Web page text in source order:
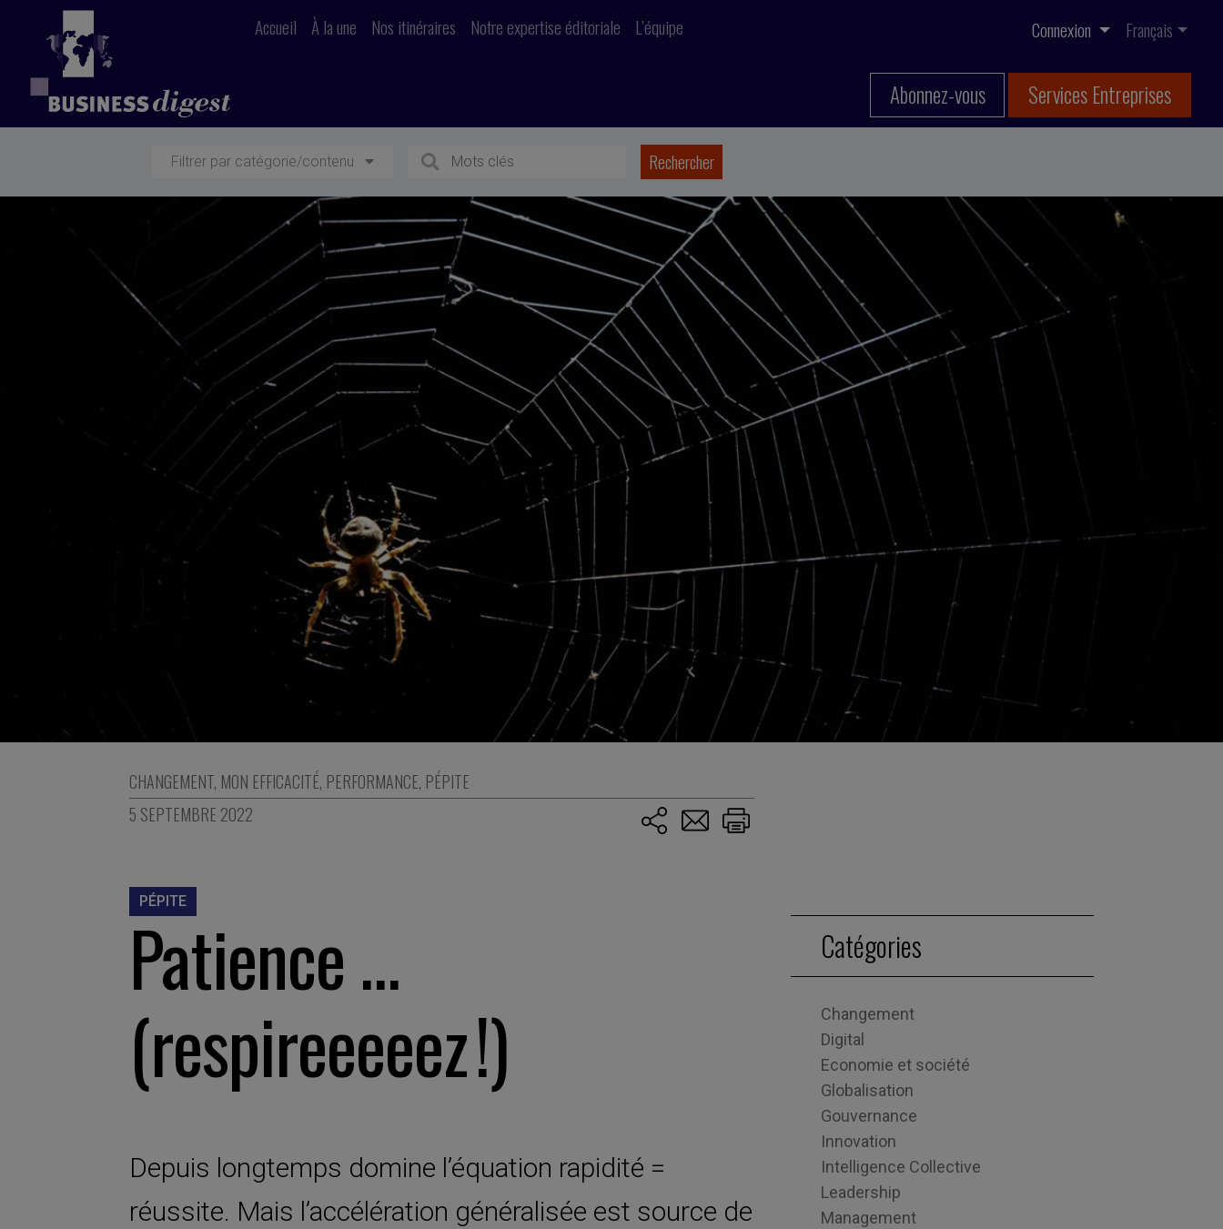
Accueil À la une Nos itinéraires Notre expertise éditoriale L’équipe Connexion Français
Abonnez-vous Services Entreprises
Filtrer par catégorie/contenu
CHANGEMENT, MON EFFICACITÉ, PERFORMANCE, PÉPITE
5 SEPTEMBRE 2022
PÉPITE
Patience …
(respireeeeez !)
Depuis longtemps domine l’équation rapidité =
réussite. Mais l’accélération généralisée est source de
Catégories
Changement
Digital
Economie et société
Globalisation
Gouvernance
Innovation
Intelligence Collective
Leadership
Management